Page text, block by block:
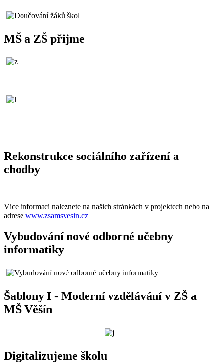
MŠ a ZŠ přijme
Rekonstrukce sociálního zařízení a
chodby
Více informací naleznete na našich stránkách v projektech nebo na
adrese www.zsamsvesin.cz
Vybudování nové odborné učebny
informatiky
Šablony I - Moderní vzdělávání v ZŠ a
MŠ Věšín
Digitalizujeme školu